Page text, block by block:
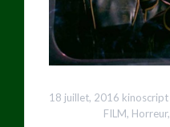
18 juillet, 2016 kinoscript
FILM, Horreur,